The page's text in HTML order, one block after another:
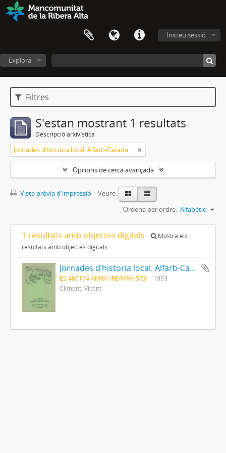
Inicieu sessió
Explora
Filtres
S'estan mostrant 1 resultats
Descripció arxivística
Jornades d’historia local. Alfarb-Catadau-Llombai
Opcions de cerca avançada
Vista prèvia d'impressió
Veure:
Ordena per ordre: Alfabètic
1 resultats amb objectes digitals
Mostra els
resultats amb objectes digitals
Jornades d’historia local. Alfarb-Catadau-Llombai
ES.460174.AMRA /FB/MRA-573
1993
Climent, Vicent